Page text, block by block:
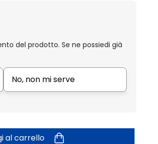
del prodotto. Se ne possiedi già
No, non mi serve
al carrello